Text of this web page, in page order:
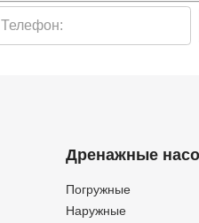
Телефон:
Дренажные
Погружные
Наружные